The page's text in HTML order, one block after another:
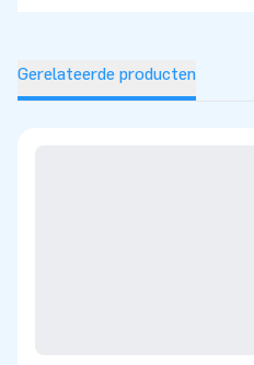
Gerelateerde producten